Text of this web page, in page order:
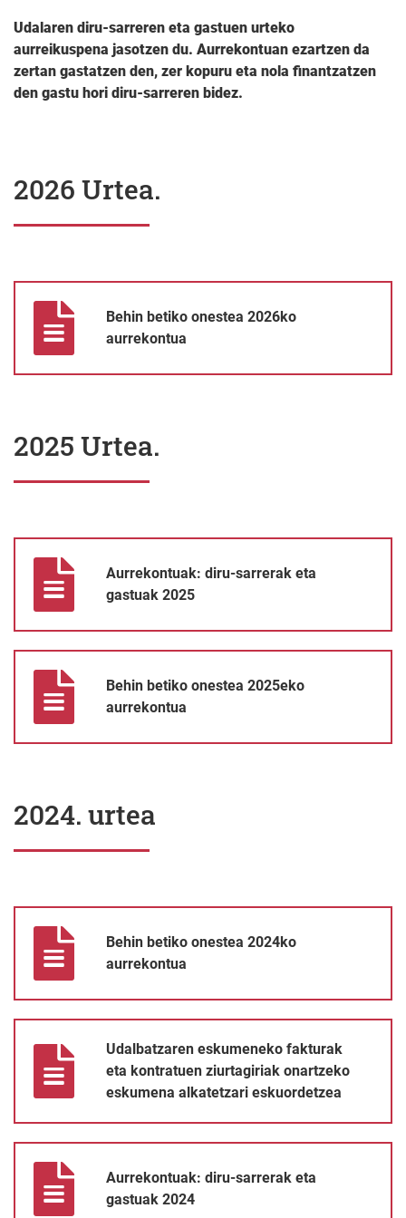
Udalaren diru-sarreren eta gastuen urteko
aurreikuspena jasotzen du. Aurrekontuan ezartzen da
zertan gastatzen den, zer kopuru eta nola finantzatzen
den gastu hori diru-sarreren bidez.
2026 Urtea.
Behin betiko onestea 2026ko
aurrekontua
2025 Urtea.
Aurrekontuak: diru-sarrerak eta
gastuak 2025
Behin betiko onestea 2025eko
aurrekontua
2024. urtea
Behin betiko onestea 2024ko
aurrekontua
Udalbatzaren eskumeneko fakturak
eta kontratuen ziurtagiriak onartzeko
eskumena alkatetzari eskuordetzea
Aurrekontuak: diru-sarrerak eta
gastuak 2024